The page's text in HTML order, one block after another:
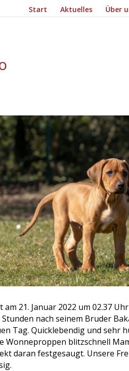
Start Aktuelles Über
am 21. Januar 2022 um 02.37
Stunden nach seinem Bruder
Tag. Quicklebendig und sehr
Wonneproppen blitzschnell
daran festgesaugt. Unsere